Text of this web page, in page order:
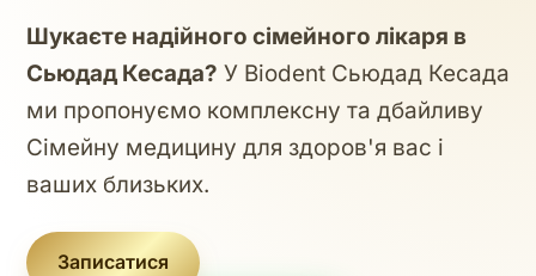
Шукаєте надійного сімейного лікаря в
Сьюдад Кесада? У Biodent Сьюдад Кесада
ми пропонуємо комплексну та дбайливу
Сімейну медицину для здоров'я вас і
ваших близьких.
Записатися